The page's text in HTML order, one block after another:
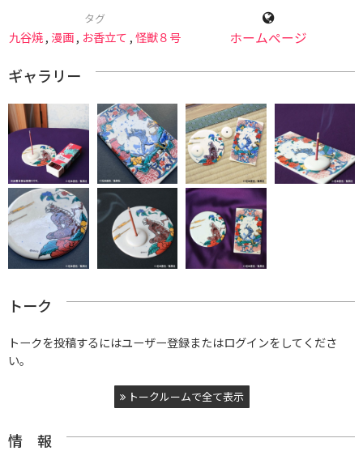
タグ
九谷焼, 漫画, お香立て ,怪獣８号 ホームページ
ギャラリー
トーク
トークを投稿するにはユーザー登録またはログインをしてくださ
い。
トークルームで全て表示
情 報